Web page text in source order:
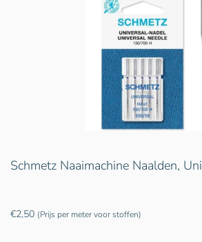
Schmetz Naaimachine Naalden,
€2,50 (Prijs per meter voor stoffen)